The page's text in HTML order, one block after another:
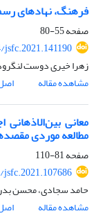
فرهنگ، نهادهای
صفحه55-80
jsfc.2021.141190
زهرا خیری دوست
مشاهده مقاله
معانی‌
مطالعه موردی
صفحه81-110
حامد سجادی، محسن
مشاهده مقاله